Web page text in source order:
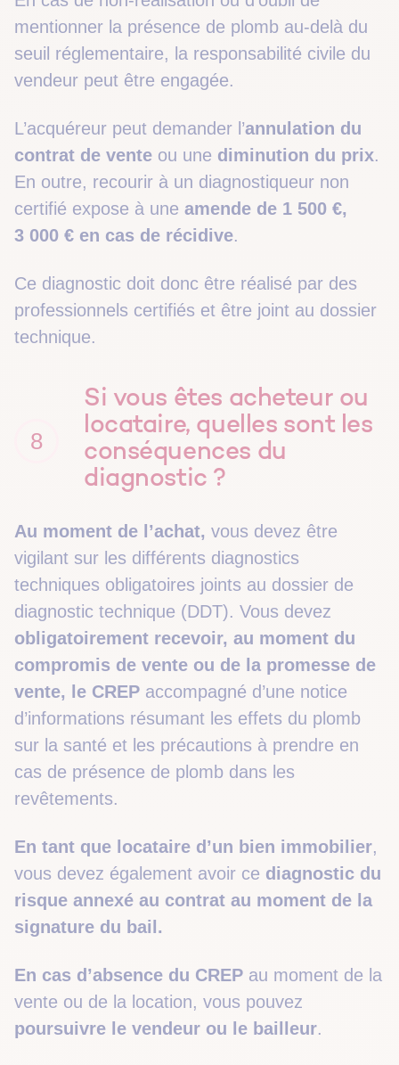
mentionner la présence de plomb au-delà du
seuil réglementaire, la responsabilité civile du
vendeur peut être engagée.
L’acquéreur peut demander l’annulation du
contrat de vente ou une diminution du prix.
En outre, recourir à un diagnostiqueur non
certifié expose à une amende de 1 500 €,
3 000 € en cas de récidive.
Ce diagnostic doit donc être réalisé par des
professionnels certifiés et être joint au dossier
technique.
8
Si vous êtes acheteur ou
locataire, quelles sont les
conséquences du
diagnostic ?
Au moment de l’achat, vous devez être
vigilant sur les différents diagnostics
techniques obligatoires joints au dossier de
diagnostic technique (DDT). Vous devez
obligatoirement recevoir, au moment du
compromis de vente ou de la promesse de
vente, le CREP accompagné d’une notice
d’informations résumant les effets du plomb
sur la santé et les précautions à prendre en
cas de présence de plomb dans les
revêtements.
En tant que locataire d’un bien immobilier,
vous devez également avoir ce diagnostic du
risque annexé au contrat au moment de la
signature du bail.
En cas d’absence du CREP au moment de la
vente ou de la location, vous pouvez
poursuivre le vendeur ou le bailleur.